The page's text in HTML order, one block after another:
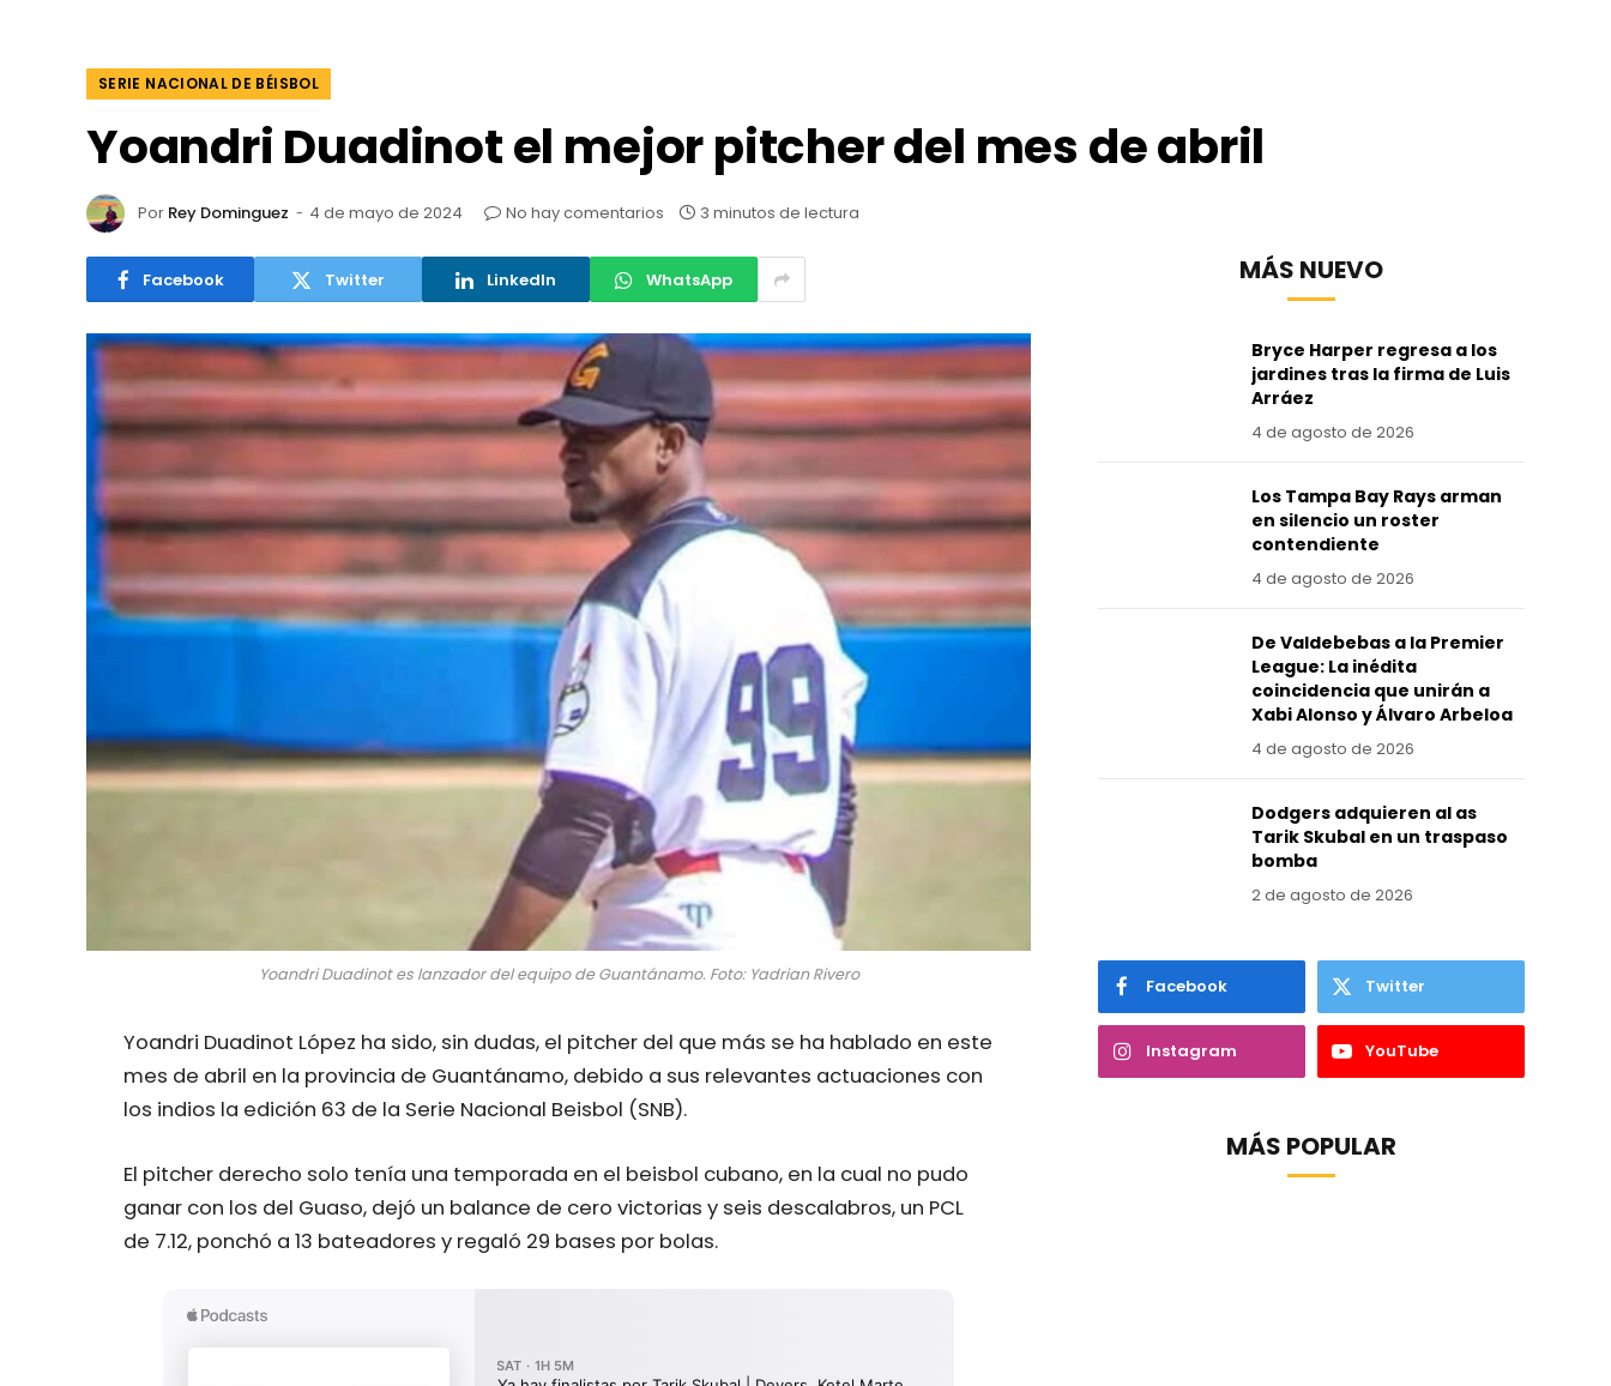
SERIE NACIONAL DE BÉISBOL
Yoandri Duadinot el mejor pitcher del mes de abril
Por Rey Dominguez 4 de mayo de 2024 No hay comentarios 3 minutos de lectura
Facebook Twitter LinkedIn WhatsApp
Yoandri Duadinot es lanzador del equipo de Guantánamo. Foto: Yadrian Rivero
Yoandri Duadinot López ha sido, sin dudas, el pitcher del que más se ha hablado en este
mes de abril en la provincia de Guantánamo, debido a sus relevantes actuaciones con
los indios la edición 63 de la Serie Nacional Beisbol (SNB).
El pitcher derecho solo tenía una temporada en el beisbol cubano, en la cual no pudo
ganar con los del Guaso, dejó un balance de cero victorias y seis descalabros, un PCL
de 7.12, ponchó a 13 bateadores y regaló 29 bases por bolas.
MÁS NUEVO
Bryce Harper regresa a los
jardines tras la firma de Luis
Arráez
4 de agosto de 2026
Los Tampa Bay Rays arman
en silencio un roster
contendiente
4 de agosto de 2026
De Valdebebas a la Premier
League: La inédita
coincidencia que unirán a
Xabi Alonso y Álvaro Arbeloa
4 de agosto de 2026
Dodgers adquieren al as
Tarik Skubal en un traspaso
bomba
2 de agosto de 2026
Facebook Twitter
Instagram YouTube
MÁS POPULAR